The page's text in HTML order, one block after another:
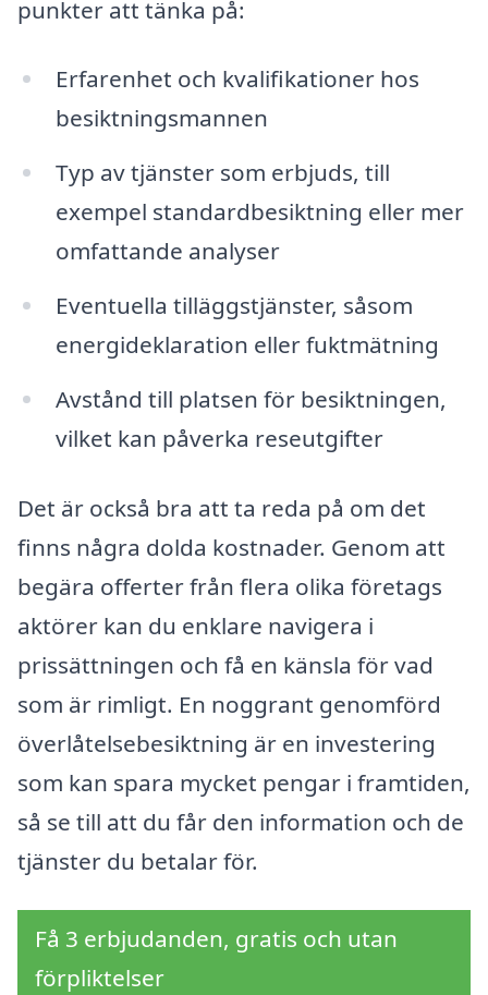
punkter att tänka på:
Erfarenhet och kvalifikationer hos
besiktningsmannen
Typ av tjänster som erbjuds, till
exempel standardbesiktning eller mer
omfattande analyser
Eventuella tilläggstjänster, såsom
energideklaration eller fuktmätning
Avstånd till platsen för besiktningen,
vilket kan påverka reseutgifter
Det är också bra att ta reda på om det
finns några dolda kostnader. Genom att
begära offerter från flera olika företags
aktörer kan du enklare navigera i
prissättningen och få en känsla för vad
som är rimligt. En noggrant genomförd
överlåtelsebesiktning är en investering
som kan spara mycket pengar i framtiden,
så se till att du får den information och de
tjänster du betalar för.
Få 3 erbjudanden, gratis och utan
förpliktelser